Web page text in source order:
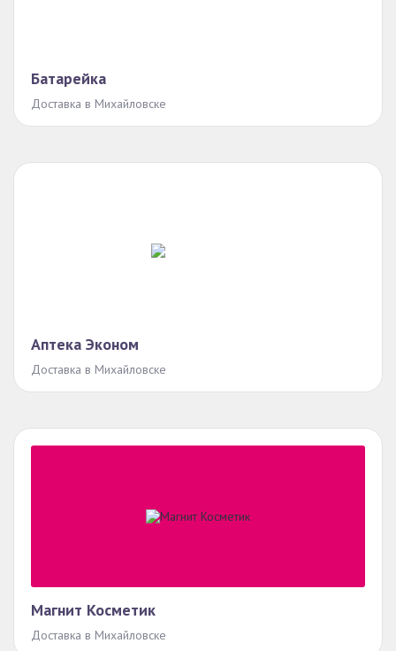
Батарейка
Доставка в Михайловске
Аптека Эконом
Доставка в Михайловске
Магнит Косметик
Доставка в Михайловске